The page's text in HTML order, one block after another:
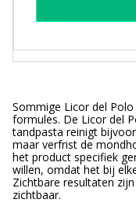
Sommige Licor del
formules. De Licor del
tandpasta reinigt
maar verfrist de
het product specifiek
willen, omdat het bij
Zichtbare resultaten
zichtbaar.